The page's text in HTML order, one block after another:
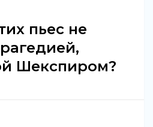
пьес не
Шекспиром?